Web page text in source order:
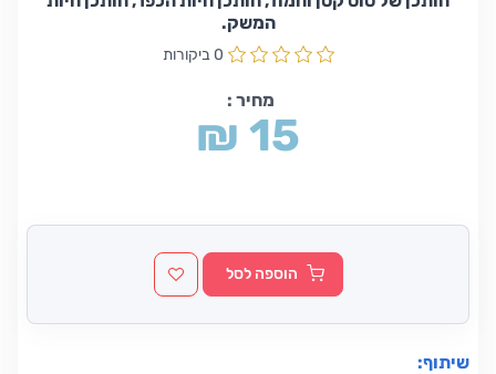
המשק.
0 ביקורות
מחיר :
₪ 15
הוספה לסל
שיתוף: